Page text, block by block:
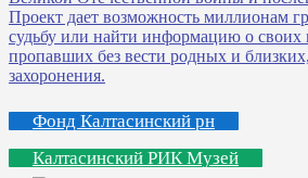
Фонд Калтасинский рн
Калтасинский РИК Музей